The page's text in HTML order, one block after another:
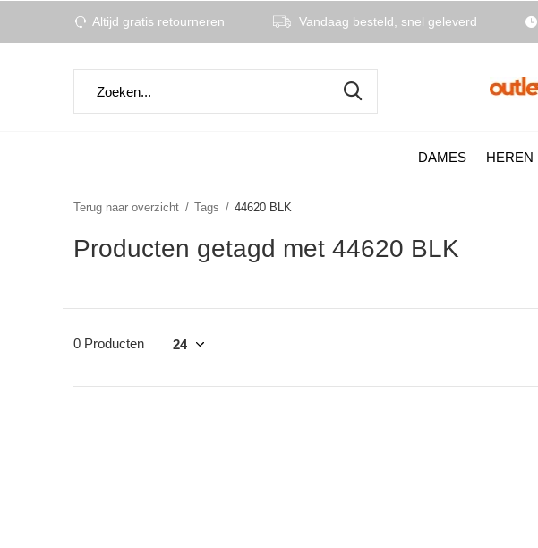
DAMES HEREN
Altijd gratis retourneren Vandaag besteld, snel geleverd
Terug naar overzicht Tags 44620 BLK
Producten getagd met 44620 BLK
0 Producten